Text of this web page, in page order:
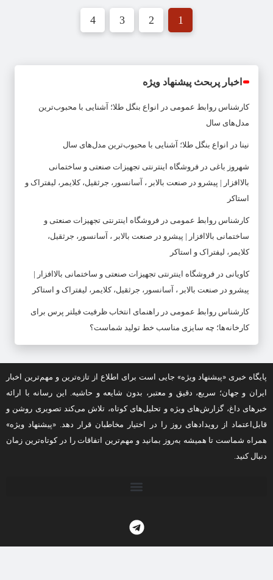
1
2
3
4
اخبار پربحث پیشنهاد ویژه
کارشناس روابط عمومی در
انواع بنگل طلا؛ آشنایی با محبوب‌ترین
مدل‌های سال
نینا در انواع بنگل طلا؛ آشنایی با محبوب‌ترین مدل‌های سال
شهروز باغی در فروشگاه اینترنتی تجهیزات صنعتی و ساختمانی
بالاافزار | پیشرو در صنعت بالابر ، آسانسور، جرثقیل، کلایمر، لیفتراک و
استاکر
کارشناس روابط عمومی در فروشگاه اینترنتی تجهیزات صنعتی و
ساختمانی بالاافزار | پیشرو در صنعت بالابر ، آسانسور، جرثقیل،
کلایمر، لیفتراک و استاکر
کاویانی در فروشگاه اینترنتی تجهیزات صنعتی و ساختمانی بالاافزار |
پیشرو در صنعت بالابر ، آسانسور، جرثقیل، کلایمر، لیفتراک و استاکر
کارشناس روابط عمومی در راهنمای انتخاب ظرفیت فیلتر پرس برای
کارخانه‌ها؛ چه سایزی مناسب خط تولید شماست؟
پایگاه خبری «پیشنهاد ویژه» جایی است برای اطلاع از تازه‌ترین و مهم‌ترین اخبار
ایران و جهان؛ سریع، دقیق و معتبر، بدون شایعه و حاشیه. این رسانه با ارائه
خبرهای داغ، گزارش‌های ویژه و تحلیل‌های کوتاه، تلاش می‌کند تصویری روشن و
قابل‌اعتماد از رویدادهای روز را در اختیار مخاطبان قرار دهد. «پیشنهاد ویژه»
همراه شماست تا همیشه به‌روز بمانید و مهم‌ترین اتفاقات را در کوتاه‌ترین زمان
دنبال کنید.